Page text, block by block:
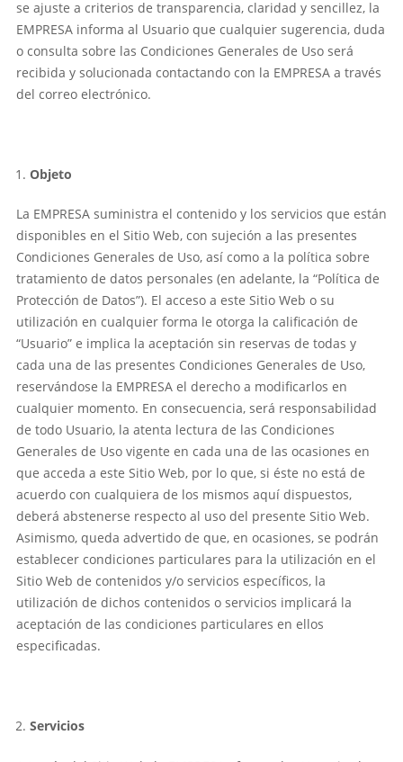
se ajuste a criterios de transparencia, claridad y sencillez, la
EMPRESA informa al Usuario que cualquier sugerencia, duda
o consulta sobre las Condiciones Generales de Uso será
recibida y solucionada contactando con la EMPRESA a través
del correo electrónico.
Objeto
La EMPRESA suministra el contenido y los servicios que están
disponibles en el Sitio Web, con sujeción a las presentes
Condiciones Generales de Uso, así como a la política sobre
tratamiento de datos personales (en adelante, la “Política de
Protección de Datos”). El acceso a este Sitio Web o su
utilización en cualquier forma le otorga la calificación de
“Usuario” e implica la aceptación sin reservas de todas y
cada una de las presentes Condiciones Generales de Uso,
reservándose la EMPRESA el derecho a modificarlos en
cualquier momento. En consecuencia, será responsabilidad
de todo Usuario, la atenta lectura de las Condiciones
Generales de Uso vigente en cada una de las ocasiones en
que acceda a este Sitio Web, por lo que, si éste no está de
acuerdo con cualquiera de los mismos aquí dispuestos,
deberá abstenerse respecto al uso del presente Sitio Web.
Asimismo, queda advertido de que, en ocasiones, se podrán
establecer condiciones particulares para la utilización en el
Sitio Web de contenidos y/o servicios específicos, la
utilización de dichos contenidos o servicios implicará la
aceptación de las condiciones particulares en ellos
especificadas.
Servicios